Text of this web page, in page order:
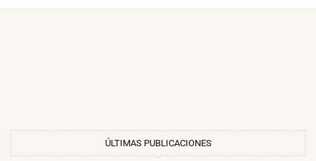
ÚLTIMAS PUBLICACIONES